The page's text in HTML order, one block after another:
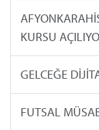
KURSU
GELCEĞE
FUTSAL